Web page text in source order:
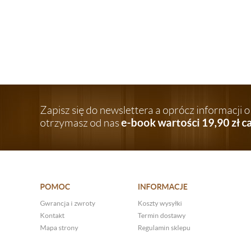
Zapisz się do newslettera a oprócz informacji
otrzymasz od nase-book wartości 19,90 zł
POMOC
Gwrancja i zwroty
Kontakt
Mapa strony
INFORMACJE
Koszty wysyłki
Termin dostawy
Regulamin sklepu